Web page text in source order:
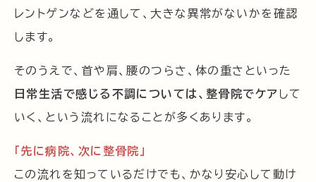
レントゲンなどを通して、大きな異常がないかを確認
します。
そのうえで、首や肩、腰のつらさ、体の重さといった
日常生活で感じる不調については、整骨院でケア して
いく、という流れになることが多くあります。
「先に病院、次に整骨院」
この流れを知っているだけでも、かなり安心して動け